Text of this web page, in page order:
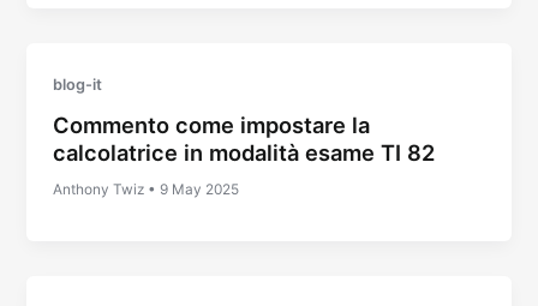
blog-it
Commento come impostare la
calcolatrice in modalità esame TI 82
Anthony Twiz •9 May 2025